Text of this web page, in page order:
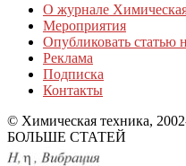
О журнале
Мероприятия
Опубликовать статью
Реклама
Подписка
Контакты
© Химическая техника,
БОЛЬШЕ СТАТЕЙ